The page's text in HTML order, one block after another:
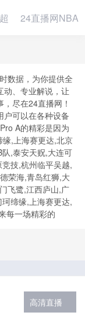
24直播网NBA
数据，为你提供全
动、专业解说，让
尽在24直播网！
户可以在各种设备
A的精彩是因为
,上海赛更达,北京
,泰安天贶,大连可
技,杭州临平吴越,
荣海,青岛红狮,大
飞鹭,江西庐山,广
缔缘,上海赛更达,
每一场精彩的
高清直播